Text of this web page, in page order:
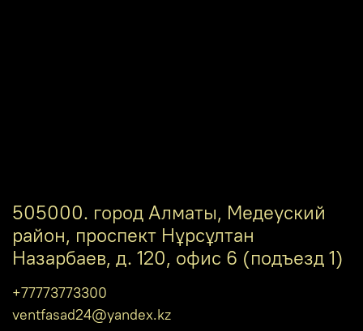
505000. город Алматы, Медеуский
район, проспект Нұрсұлтан
Назарбаев, д. 120, офис 6 (подъезд 1)
+77773773300
ventfasad24@yandex.kz